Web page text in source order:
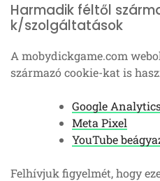
Harmadik féltől
k/szolgáltatások
A mobydickgame.com
származó cookie-kat is
Google
Meta Pixel
YouTube
Felhívjuk figyelmét, hogy